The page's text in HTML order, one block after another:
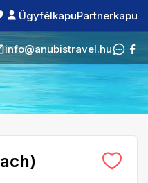
ÜgyfélkapuPartnerkapu
info@anubistravel.hu